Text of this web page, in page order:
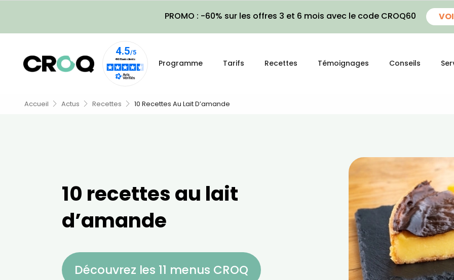
PROMO : -60% sur les offres 3 et 6 mois avec le code CROQ60
Programme Tarifs Recettes Témoignages Conseils
Accueil Actus Recettes 10 Recettes Au Lait D’amande
10 recettes au lait
d’amande
Découvrez les 11 menus CROQ